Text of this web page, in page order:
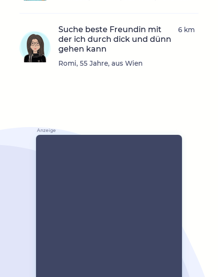
Suche beste Freundin mit
der ich durch dick und dünn
gehen kann
Romi, 55 Jahre, aus Wien
6 km